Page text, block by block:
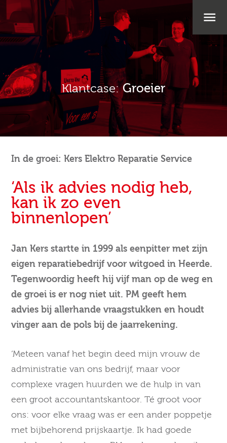
Klantcase:Groeier
In de groei: Kers Elektro Reparatie Service
‘Als ik advies nodig heb,
kan ik zo even
binnenlopen’
Jan Kers startte in 1999 als eenpitter met zijn
eigen reparatiebedrijf voor witgoed in Heerde.
Tegenwoordig heeft hij vijf man op de weg en
de groei is er nog niet uit. PM geeft hem
advies bij allerhande vraagstukken en houdt
vinger aan de pols bij de jaarrekening.
‘Meteen vanaf het begin deed mijn vrouw de
administratie van ons bedrijf, maar voor
complexe vragen huurden we de hulp in van
een groot accountantskantoor. Té groot voor
ons: voor elke vraag was er een ander poppetje
met bijbehorend prijskaartje. Ik had goede